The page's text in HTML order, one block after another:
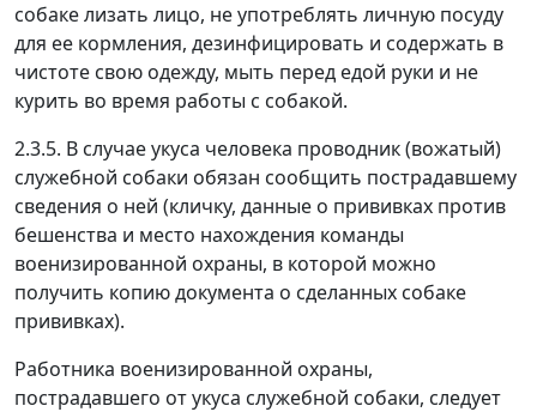
собаке лизать лицо, не употреблять личную посуду
для ее кормления, дезинфицировать и содержать в
чистоте свою одежду, мыть перед едой руки и не
курить во время работы с собакой.
2.3.5. В случае укуса человека проводник (вожатый)
служебной собаки обязан сообщить пострадавшему
сведения о ней (кличку, данные о прививках против
бешенства и место нахождения команды
военизированной охраны, в которой можно
получить копию документа о сделанных собаке
прививках).
Работника военизированной охраны,
пострадавшего от укуса служебной собаки, следует